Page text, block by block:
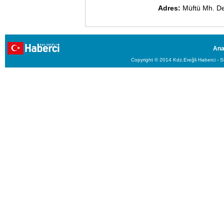
Adres: Müftü Mh.
Copyright © 2014 Kdz.Ereğli Haberci -